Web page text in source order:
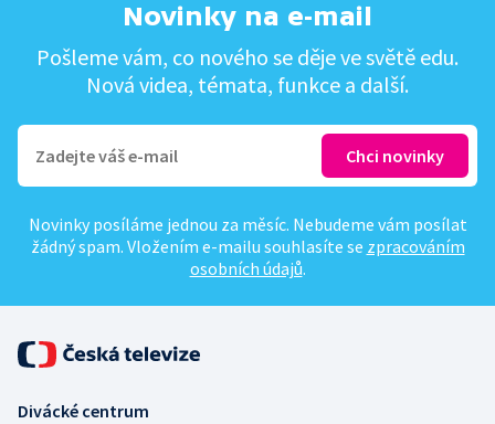
Novinky na e-mail
Pošleme vám, co nového se děje ve světě edu.
Nová videa, témata, funkce a další.
Novinky posíláme jednou za měsíc. Nebudeme vám posílat
žádný spam. Vložením e-mailu souhlasíte se zpracováním
osobních údajů.